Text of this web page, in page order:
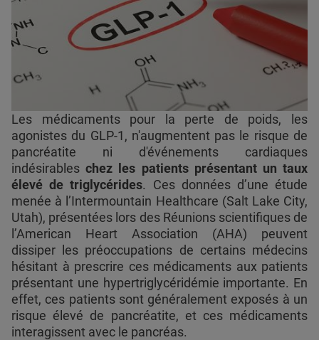
Les médicaments pour la perte de poids, les
agonistes du GLP-1, n'augmentent pas le risque de
pancréatite ni d'événements cardiaques
indésirableschez les patients présentant un taux
élevé de triglycérides. Ces données d’une étude
menée à l’Intermountain Healthcare (Salt Lake City,
Utah), présentées lors des Réunions scientifiques de
l’American Heart Association (AHA) peuvent
dissiper les préoccupations de certains médecins
hésitant à prescrire ces médicaments aux patients
présentant une hypertriglycéridémie importante. En
effet, ces patients sont généralement exposés à un
risque élevé de pancréatite, et ces médicaments
interagissent avec le pancréas.